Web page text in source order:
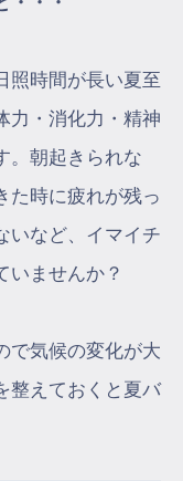
照時間が長い夏至
力・消化力・精神
。朝起きられな
た時に疲れが残っ
いなど、イマイチ
いませんか？
で気候の変化が大
整えておくと夏バ